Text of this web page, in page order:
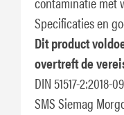
Specificaties en
Dit product
overtreft de
DIN 51517-2:2018-09
SMS Siemag